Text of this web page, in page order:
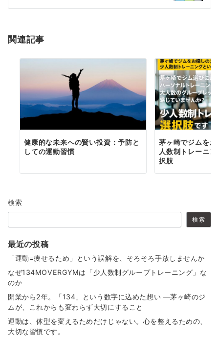
シ
ン
関連記事
健康的な未来への賢い投資：予防と
しての運動習慣
茅ヶ崎でジムを
人数制トレーニ
択肢
検索
検索
最近の投稿
「運動=痩せるため」という誤解を、そろそろ手放しませんか
なぜ134MOVERGYMは「少人数制グループトレーニング」な
のか
開業から2年。「134」という数字に込めた想い ―茅ヶ崎のジ
ムが、これからも変わらず大切にすること
運動は、体型を変えるためだけじゃない。心を整えるための、
大切な習慣です。